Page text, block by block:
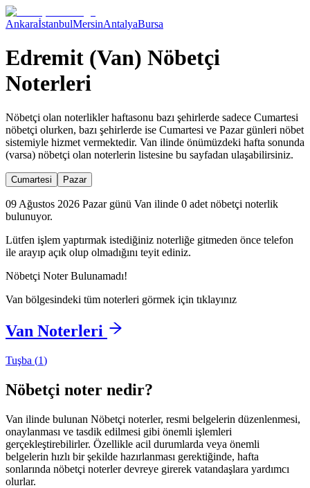
AnkaraİstanbulMersinAntalyaBursa
Edremit (Van) Nöbetçi
Noterleri
Nöbetçi olan noterlikler haftasonu bazı şehirlerde sadece Cumartesi
nöbetçi olurken, bazı şehirlerde ise Cumartesi ve Pazar günleri nöbet
sistemiyle hizmet vermektedir. Van ilinde önümüzdeki hafta sonunda
(varsa) nöbetçi olan noterlerin listesine bu sayfadan ulaşabilirsiniz.
Cumartesi Pazar
09 Ağustos 2026 Pazar günü Van ilinde 0 adet nöbetçi noterlik
bulunuyor.
Lütfen işlem yaptırmak istediğiniz noterliğe gitmeden önce telefon
ile arayıp açık olup olmadığını teyit ediniz.
Nöbetçi Noter Bulunamadı!
Van bölgesindeki tüm noterleri görmek için tıklayınız
Van Noterleri
Tuşba (1)
Nöbetçi noter nedir?
Van ilinde bulunan Nöbetçi noterler, resmi belgelerin düzenlenmesi,
onaylanması ve tasdik edilmesi gibi önemli işlemleri
gerçekleştirebilirler. Özellikle acil durumlarda veya önemli
belgelerin hızlı bir şekilde hazırlanması gerektiğinde, hafta
sonlarında nöbetçi noterler devreye girerek vatandaşlara yardımcı
olurlar.